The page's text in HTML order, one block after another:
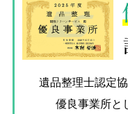
遺品整理士認定
優良事業所と